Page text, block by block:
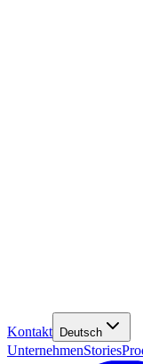
Kontakt Deutsch
UnternehmenStories